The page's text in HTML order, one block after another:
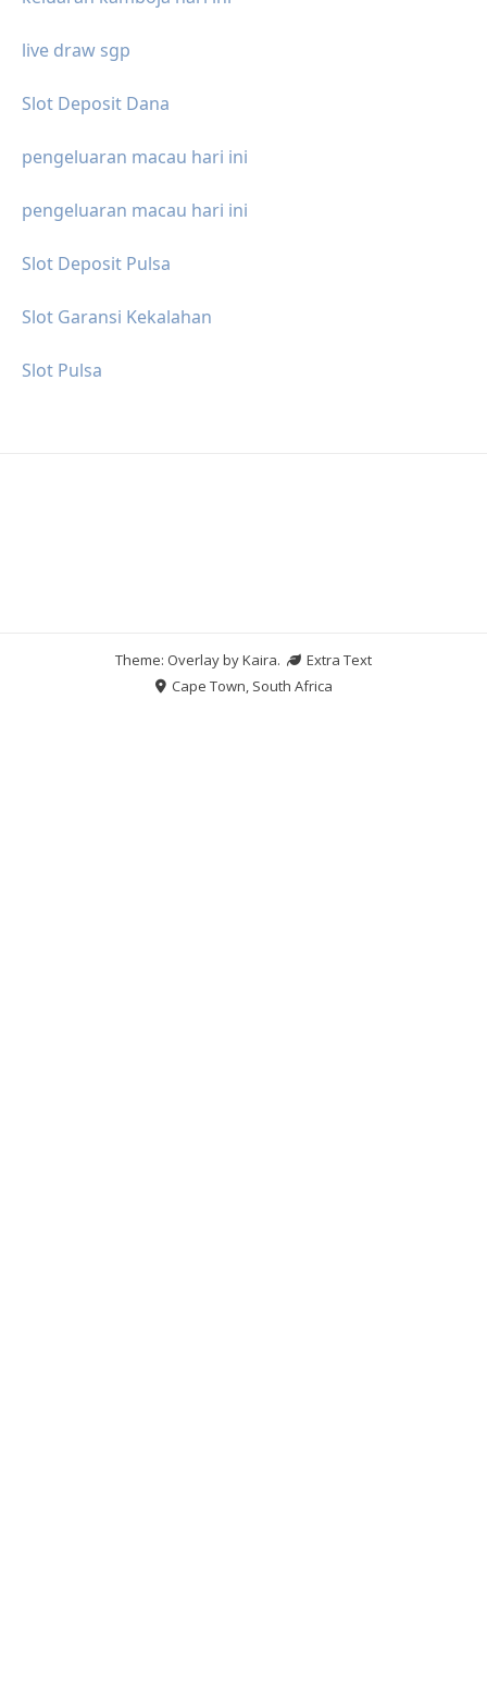
live draw sgp
Slot Deposit Dana
pengeluaran macau hari ini
pengeluaran macau hari ini
Slot Deposit Pulsa
Slot Garansi Kekalahan
Slot Pulsa
Theme: Overlay byKaira.
Extra Text
Cape Town, South Africa